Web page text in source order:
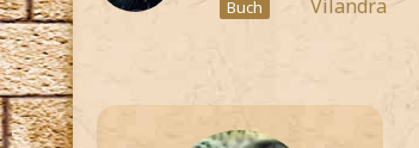
Buch Vilandra